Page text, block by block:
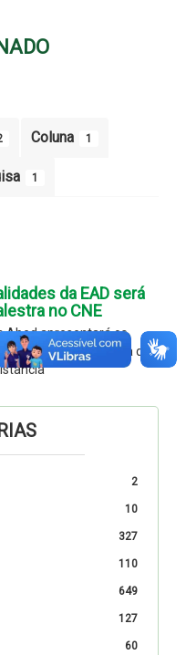
Coluna 1
1
da EAD será
no CNE
Abed apresentará os
e a importância da
2
10
327
110
649
127
60